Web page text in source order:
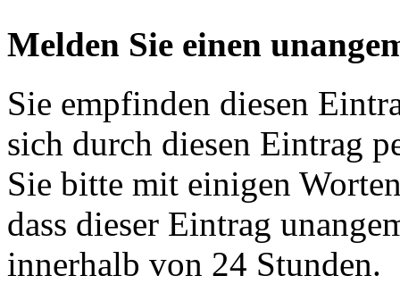
Melden Sie einen
Sie empfinden diesen
sich durch diesen Eintrag
Sie bitte mit einigen
dass dieser Eintrag
innerhalb von 24 Stunden.